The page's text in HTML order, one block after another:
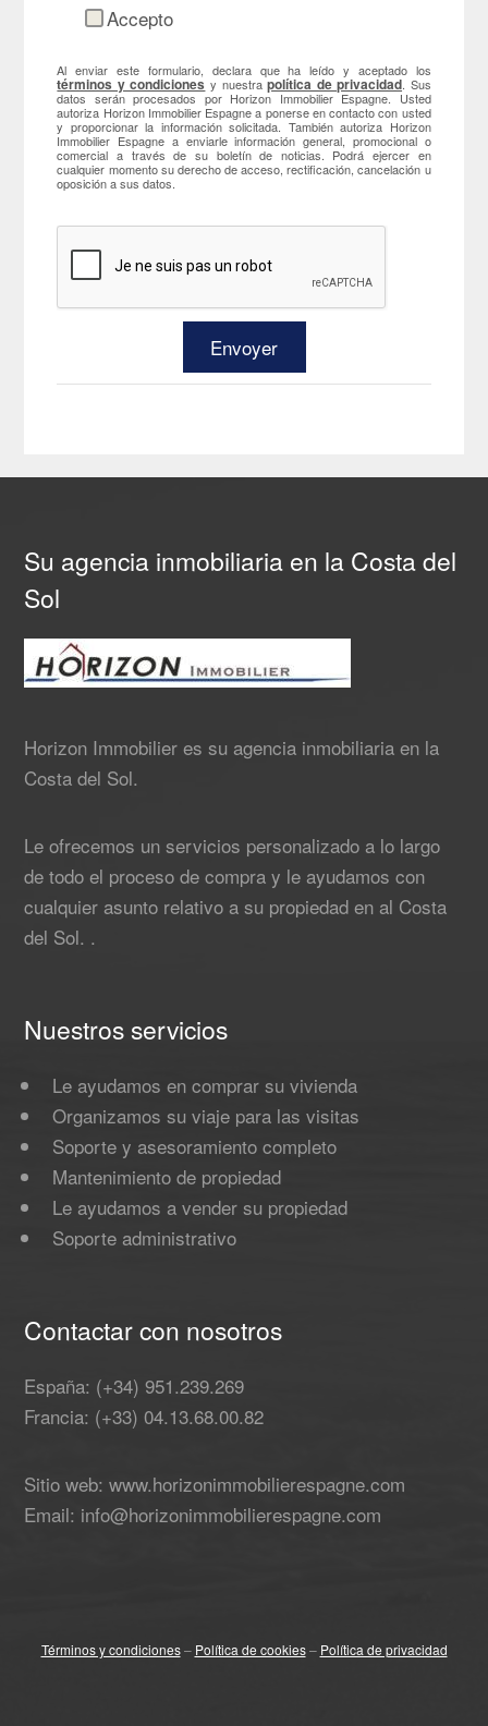
Accepto
Al enviar este formulario, declara que ha leído y aceptado los
términos y condiciones y nuestrapolítica de privacidad. Sus
datos serán procesados por Horizon Immobilier Espagne. Usted
autoriza Horizon Immobilier Espagne a ponerse en contacto con usted
y proporcionar la información solicitada. También autoriza Horizon
Immobilier Espagne a enviarle información general, promocional o
comercial a través de su boletín de noticias. Podrá ejercer en
cualquier momento su derecho de acceso, rectificación, cancelación u
oposición a sus datos.
Su agencia inmobiliaria en la Costa del
Sol
Horizon Immobilier es su agencia inmobiliaria en la
Costa del Sol.
Le ofrecemos un servicios personalizado a lo largo
de todo el proceso de compra y le ayudamos con
cualquier asunto relativo a su propiedad en al Costa
del Sol. .
Nuestros servicios
Le ayudamos en comprar su vivienda
Organizamos su viaje para las visitas
Soporte y asesoramiento completo
Mantenimiento de propiedad
Le ayudamos a vender su propiedad
Soporte administrativo
Contactar con nosotros
España: (+34) 951.239.269
Francia: (+33) 04.13.68.00.82
Sitio web: www.horizonimmobilierespagne.com
Email: info@horizonimmobilierespagne.com
Términos y condiciones– Política de cookies– Política de privacidad